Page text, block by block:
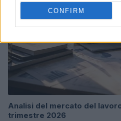
CONFIRM
Analisi del mercato del
trimestre 2026